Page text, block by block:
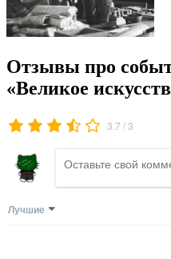
Отзывы про
«Великое
3.7 /3
Лучшие